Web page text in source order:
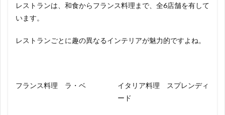
レストランは、和食からフランス料理まで、全6店舗を有して
います。
レストランごとに趣の異なるインテリアが魅力的ですよね。
フランス料理 ラ・ベ
イタリア料理 スプレンディ
ード